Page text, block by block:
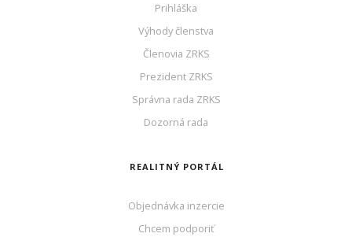
Prihláška
Výhody členstva
Členovia ZRKS
Prezident ZRKS
Správna rada ZRKS
Dozorná rada
REALITNÝ PORTÁL
Objednávka inzercie
Chcem podporiť